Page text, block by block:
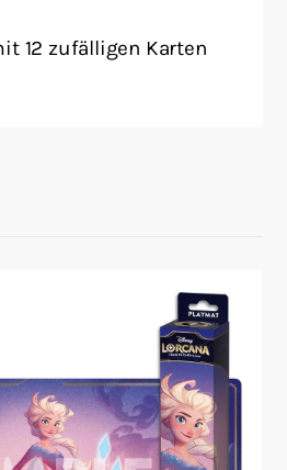
12 zufälligen Karten